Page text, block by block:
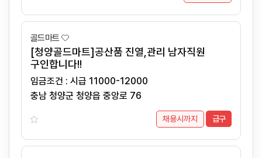
골드마트
[청양골드마트]공산품 진열,관리 남자직원
구인합니다!!
임금조건 : 시급 11000-12000
충남 청양군 청양읍 중앙로 76
채용시까지 급구